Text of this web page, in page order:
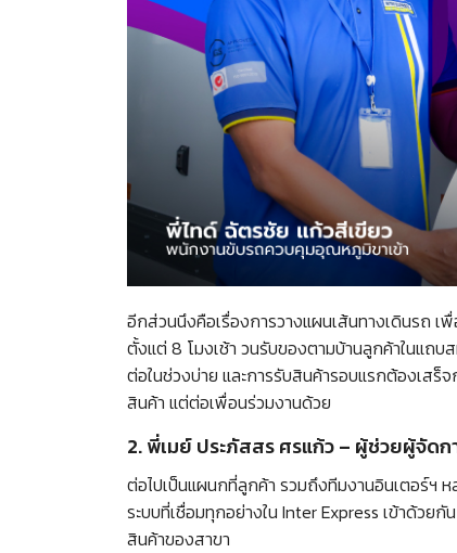
อีกส่วนนึงคือเรื่องการวางแผนเส้นทางเดินรถ เ
ตั้งแต่ 8 โมงเช้า วนรับของตามบ้านลูกค้าในแถบ
ต่อในช่วงบ่าย และการรับสินค้ารอบแรกต้องเสร็
สินค้า แต่ต่อเพื่อนร่วมงานด้วย
2. พี่เมย์ ประภัสสร ศรแก้ว – ผู้ช่วยผู้จั
ต่อไปเป็นแผนกที่ลูกค้า รวมถึงทีมงานอินเตอร์ฯ
ระบบที่เชื่อมทุกอย่างใน Inter Express เข้าด้วย
สินค้าของสาขา